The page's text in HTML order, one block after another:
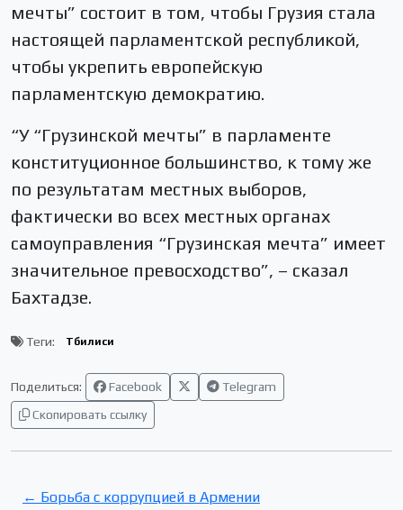
мечты” состоит в том, чтобы Грузия стала
настоящей парламентской республикой,
чтобы укрепить европейскую
парламентскую демократию.
“У “Грузинской мечты” в парламенте
конституционное большинство, к тому же
по результатам местных выборов,
фактически во всех местных органах
самоуправления “Грузинская мечта” имеет
значительное превосходство”, – сказал
Бахтадзе.
Теги: Тбилиси
Поделиться: Facebook
Telegram
Скопировать ссылку
← Борьба с коррупцией в Армении